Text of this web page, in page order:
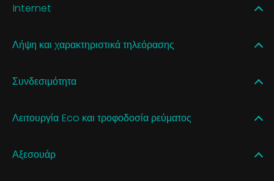
Internet
Λήψη και χαρακτηριστικά τηλεόρασης
Συνδεσιμότητα
Λειτουργία Eco και τροφοδοσία ρεύματος
Αξεσουάρ